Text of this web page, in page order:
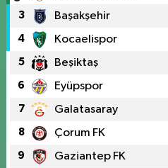
3 Başakşehir
4 Kocaelispor
5 Beşiktaş
6 Eyüpspor
7 Galatasaray
8 Çorum FK
9 Gaziantep FK